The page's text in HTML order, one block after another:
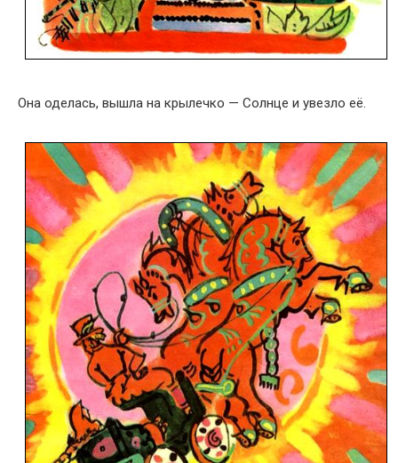
Она оделась, вышла на крылечко — Солнце и увезло её.